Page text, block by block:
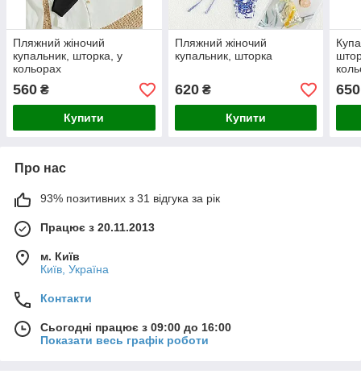
Пляжний жіночий
купальник, шторка, у
кольорах
560 ₴
Купити
Пляжний жіночий
купальник, шторка
620₴
Купити
650
Про нас
93% позитивних з 31 відгука за рік
Працює з 20.11.2013
м. Київ
Київ, Україна
Контакти
Сьогодні працює з 09:00 до 16:00
Показати весь графік роботи